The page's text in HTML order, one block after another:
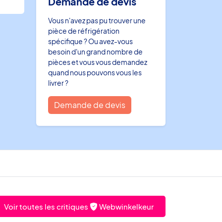
Vous n'avez pas pu trouver une
pièce de réfrigération
spécifique ? Ou avez-vous
besoin d'un grand nombre de
pièces et vous vous demandez
quand nous pouvons vous les
livrer ?
Demande de devis
Voir toutes les critiques Webwinkelkeur